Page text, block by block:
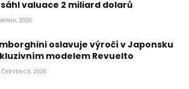
valuace 2 miliard dolarů
2026
oslavuje výročí v Japonsku
modelem Revuelto
2026